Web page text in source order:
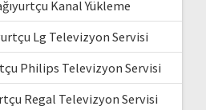
Kanal Yükleme
Lg Televizyon Servisi
Philips Televizyon Servisi
Regal Televizyon Servisi